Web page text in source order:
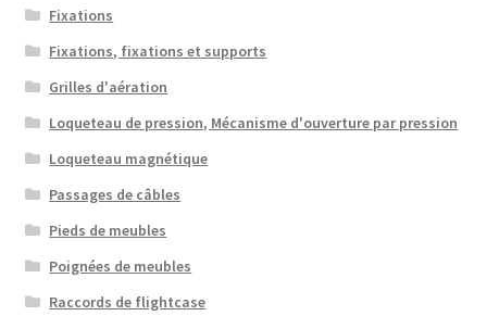
Fixations
Fixations, fixations et supports
Grilles d'aération
Loqueteau de pression, Mécanisme d'ouverture par pression
Loqueteau magnétique
Passages de câbles
Pieds de meubles
Poignées de meubles
Raccords de flightcase